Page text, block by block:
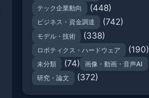
テック企業動向 (448)
ビジネス・資金調達 (742)
モデル・技術 (338)
ロボティクス・ハードウェア (190)
未分類 (74) 画像・動画・音声AI
研究・論文 (372)